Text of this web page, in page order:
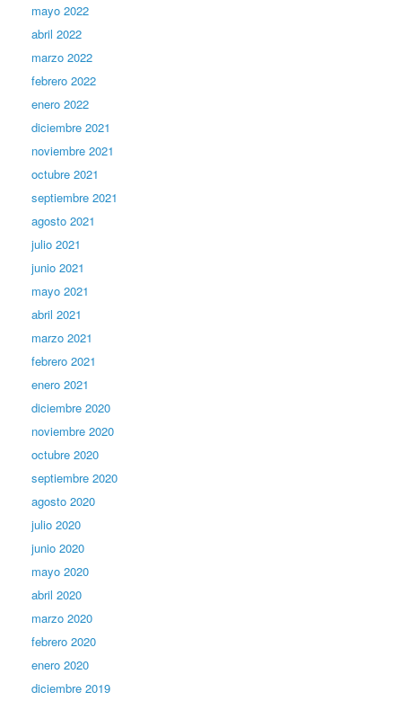
mayo 2022
abril 2022
marzo 2022
febrero 2022
enero 2022
diciembre 2021
noviembre 2021
octubre 2021
septiembre 2021
agosto 2021
julio 2021
junio 2021
mayo 2021
abril 2021
marzo 2021
febrero 2021
enero 2021
diciembre 2020
noviembre 2020
octubre 2020
septiembre 2020
agosto 2020
julio 2020
junio 2020
mayo 2020
abril 2020
marzo 2020
febrero 2020
enero 2020
diciembre 2019